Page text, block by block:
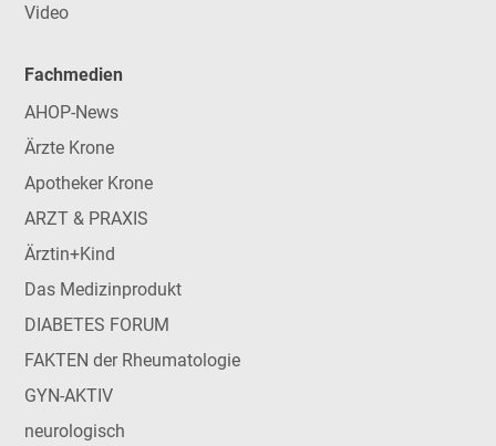
Video
Fachmedien
AHOP-News
Ärzte Krone
Apotheker Krone
ARZT & PRAXIS
Ärztin+Kind
Das Medizinprodukt
DIABETES FORUM
FAKTEN der Rheumatologie
GYN-AKTIV
neurologisch